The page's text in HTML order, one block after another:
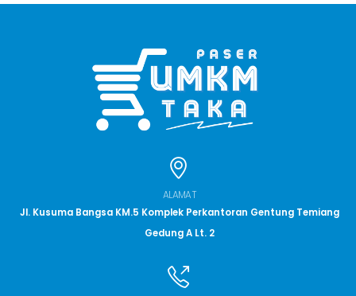
ALAMAT
Jl. Kusuma Bangsa KM.5 Komplek Perkantoran Gentung Temiang
Gedung A Lt. 2